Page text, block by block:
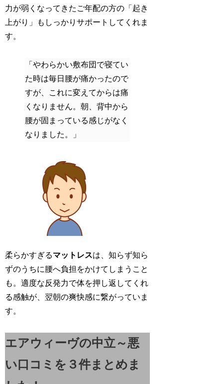
力が弱くなってきたご年配の方の「起き
上がり」もしっかりサポートしてくれま
す。
「やわらかい敷布団で寝てい
た時は毎日腰が痛かったので
すが、これに変えてからは痛
くなりません。朝、背中から
腰が固まっている感じがなく
なりました。」
柔らかすぎるマットレスは、知らず知ら
ずのうちに腰へ負担をかけてしまうこと
も。適度な反発力で体を押し返してくれ
る感触が、翌朝の爽快感に繋がっていま
す。
エアウィーヴの中立～悪
い口コミを３件まとめま